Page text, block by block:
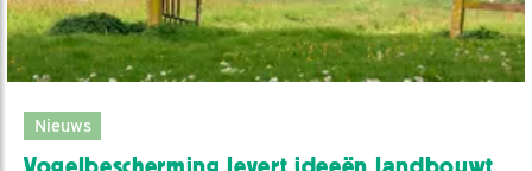
Nieuws